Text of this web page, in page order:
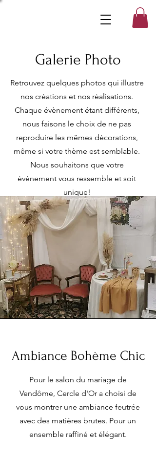
Galerie Photo
Retrouvez quelques photos qui illustre
nos créations et nos réalisations.
Chaque évènement étant différents,
nous faisons le choix de ne pas
reproduire les mêmes décorations,
même si votre thème est semblable.
Nous souhaitons que votre
évènement vous ressemble et soit
unique!
Ambiance Bohème Chic
Pour le salon du mariage de
Vendôme, Cercle d'Or a choisi de
vous montrer une ambiance feutrée
avec des matières brutes. Pour un
ensemble raffiné et élégant.